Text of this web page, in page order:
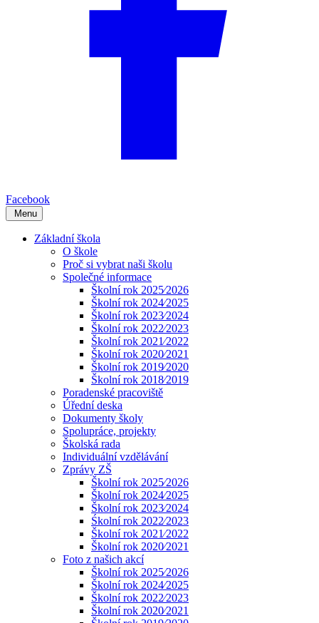
Facebook
Menu
Základní škola
O škole
Proč si vybrat naši školu
Společné informace
Školní rok 2025⁄2026
Školní rok 2024⁄2025
Školní rok 2023⁄2024
Školní rok 2022⁄2023
Školní rok 2021⁄2022
Školní rok 2020⁄2021
Školní rok 2019⁄2020
Školní rok 2018⁄2019
Poradenské pracoviště
Úřední deska
Dokumenty školy
Spolupráce, projekty
Školská rada
Individuální vzdělávání
Zprávy ZŠ
Školní rok 2025⁄2026
Školní rok 2024⁄2025
Školní rok 2023⁄2024
Śkolní rok 2022⁄2023
Školní rok 2021⁄2022
Školní rok 2020⁄2021
Foto z našich akcí
Školní rok 2025⁄2026
Školní rok 2024⁄2025
Školní rok 2022⁄2023
Školní rok 2020⁄2021